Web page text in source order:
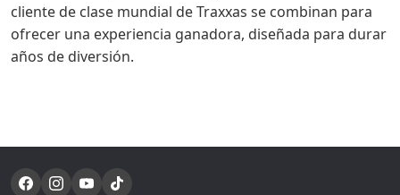
cliente de clase mundial de Traxxas se combinan para
ofrecer una experiencia ganadora, diseñada para durar
años de diversión.